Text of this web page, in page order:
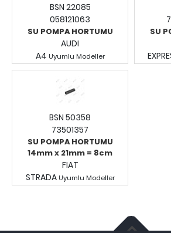
BSN 22085
058121063
SU POMPA HORTUMU
AUDI
A4 Uyumlu Modeller
Fiyatları Görmek İçin
Giriş Yapınız.
SU
BSN 50358
73501357
SU POMPA HORTUMU
14mm x 21mm = 8cm
FIAT
STRADA Uyumlu Modeller